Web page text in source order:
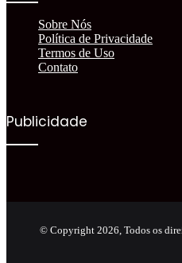
Sobre Nós
Política de Privacidade
Termos de Uso
Contato
Publicidade
© Copyright 2026, Todos os